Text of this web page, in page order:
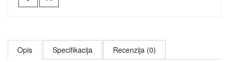
Opis Specifikacija Recenzija (0)